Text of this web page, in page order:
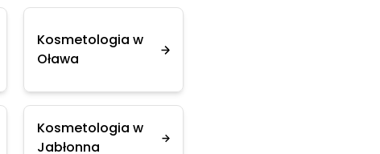
Kosmetologia w
Oława
Kosmetologia w
Jabłonna